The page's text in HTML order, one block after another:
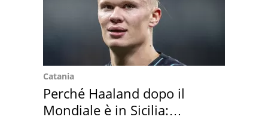
Catania
Perché Haaland dopo il
Mondiale è in Sicilia: